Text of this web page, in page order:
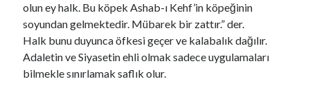
olun ey halk. Bu köpek Ashab-ı Kehf’in köpeğinin
soyundan gelmektedir. Mübarek bir zattır.” der.
Halk bunu duyunca öfkesi geçer ve kalabalık dağılır.
Adaletin ve Siyasetin ehli olmak sadece uygulamaları
bilmekle sınırlamak saflık olur.